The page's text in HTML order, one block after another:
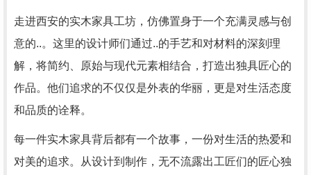
走进西安的实木家具工坊，仿佛置身于一个充满灵感与创
意的..。这里的设计师们通过..的手艺和对材料的深刻理
解，将简约、原始与现代元素相结合，打造出独具匠心的
作品。他们追求的不仅仅是外表的华丽，更是对生活态度
和品质的诠释。
每一件实木家具背后都有一个故事，一份对生活的热爱和
对美的追求。从设计到制作，无不流露出工匠们的匠心独